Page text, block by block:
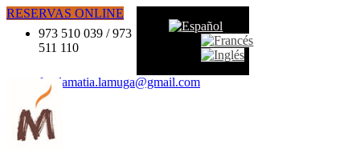
RESERVAS ONLINE
973 510 039 / 973
511 110
fondamatia.lamuga@gmail.com